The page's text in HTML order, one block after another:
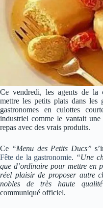
Ce vendredi, les agents de
mettre les petits plats dans
gastronomes en culottes
industriel comme le vantait
repas avec des vrais produits.
Ce “Menu des Petits Ducs”
Fête de la gastronomie. “Une
que d’ordinaire pour mettre en
réel plaisir de proposer autre
nobles de très haute
communiqué officiel.